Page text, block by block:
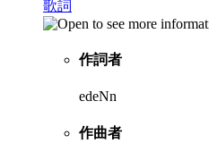
歌詞
作詞者
edeNn
作曲者